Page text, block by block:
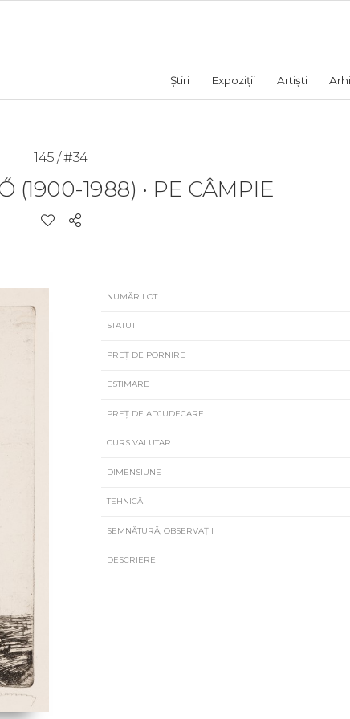
Știri Expoziții Artiști
145 / #34
(1900-1988) • PE CÂMPIE
NUMĂR LOT
STATUT
PREȚ DE PORNIRE
ESTIMARE
PREȚ DE ADJUDECARE
CURS VALUTAR
DIMENSIUNE
TEHNICĂ
SEMNĂTURĂ, OBSERVAȚII
DESCRIERE